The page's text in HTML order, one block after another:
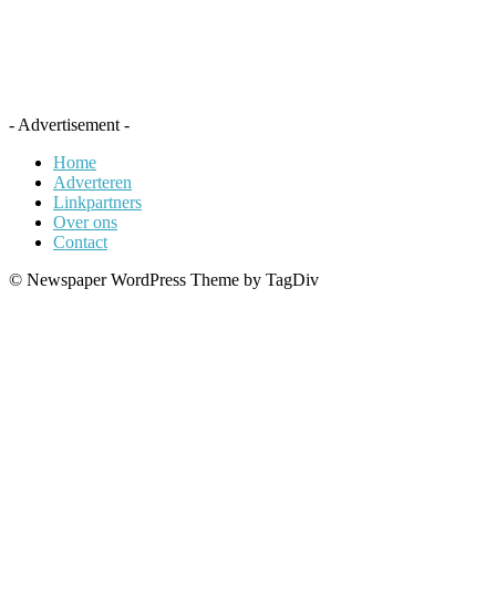
- Advertisement -
Home
Adverteren
Linkpartners
Over ons
Contact
© Newspaper WordPress Theme by TagDiv